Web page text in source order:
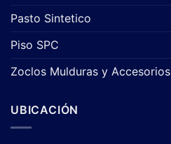
Pasto Sintetico
Piso SPC
Zoclos Mulduras y Accesorios
UBICACIÓN